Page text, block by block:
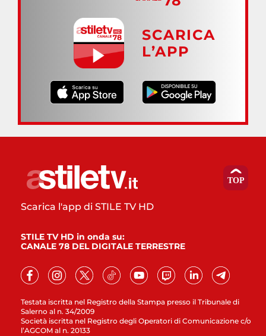
SCARICA
L’APP
Testata iscritta nel Registro della Stampa presso il Tribunale di
Salerno al n. 34/2009
Società iscritta nel Registro degli Operatori di Comunicazione c/o
l’AGCOM al n. 20133
Scarica l'app di STILE TV HD
STILE TV HD in onda su:
CANALE 78 DEL DIGITALE TERRESTRE